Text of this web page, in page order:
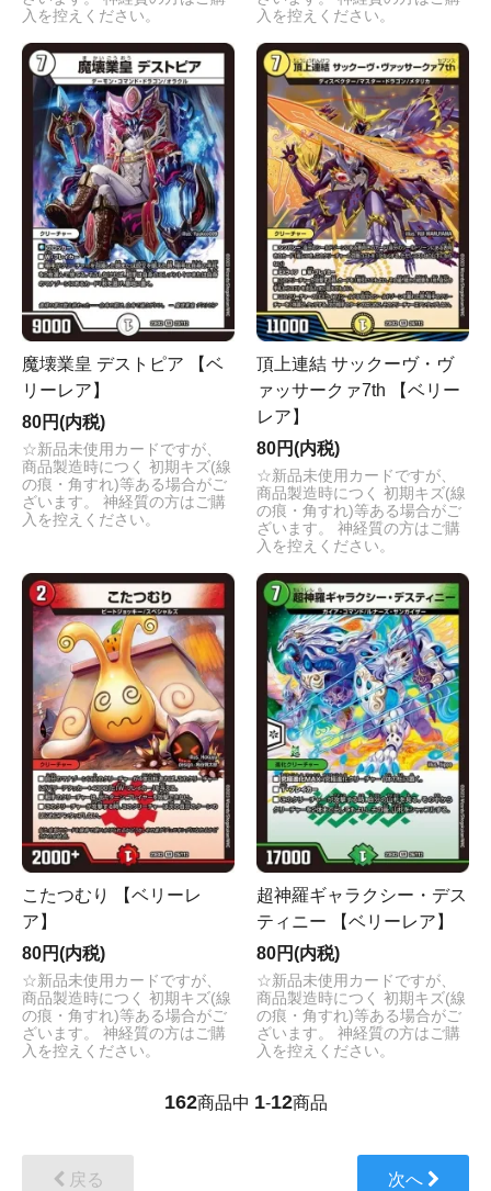
入を控えください。
入を控えください。
魔壊業皇 デストピア 【ベ
リーレア】
80円(内税)
☆新品未使用カードですが、
商品製造時につく 初期キズ(線
の痕・角すれ)等ある場合がご
ざいます。 神経質の方はご購
入を控えください。
頂上連結 サックーヴ・ヴ
ァッサークァ7th 【ベリー
レア】
80円(内税)
☆新品未使用カードですが、
商品製造時につく 初期キズ(線
の痕・角すれ)等ある場合がご
ざいます。 神経質の方はご購
入を控えください。
こたつむり 【ベリーレ
ア】
80円(内税)
☆新品未使用カードですが、
商品製造時につく 初期キズ(線
の痕・角すれ)等ある場合がご
ざいます。 神経質の方はご購
入を控えください。
超神羅ギャラクシー・デス
ティニー 【ベリーレア】
80円(内税)
☆新品未使用カードですが、
商品製造時につく 初期キズ(線
の痕・角すれ)等ある場合がご
ざいます。 神経質の方はご購
入を控えください。
162商品中 1-12商品
戻る 次へ